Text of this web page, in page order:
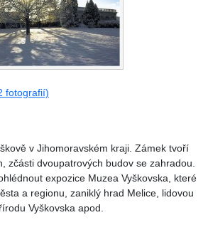
fotografií)
v Jihomoravském kraji. Zámek tvoří
zčásti dvoupatrových budov se zahradou.
expozice Muzea Vyškovska, které
a regionu, zaniklý hrad Melice, lidovou
Vyškovska apod.